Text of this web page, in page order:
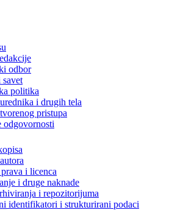
odbor
politika
i drugih tela
pristupa
odgovornosti
i licenca
i druge naknade
i repozitorijuma
identifikatori i strukturirani podaci